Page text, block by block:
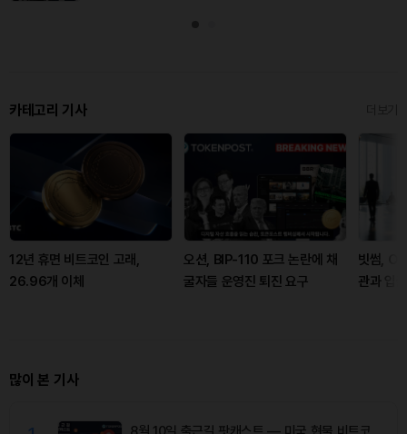
카테고리 기사
12년 휴면 비트코인 고래,
26.96개 이체
오션, BIP-110 포크 논란에 채
굴자들 운영진 퇴진 요구
빗썸,
관과 입
많이 본 기사